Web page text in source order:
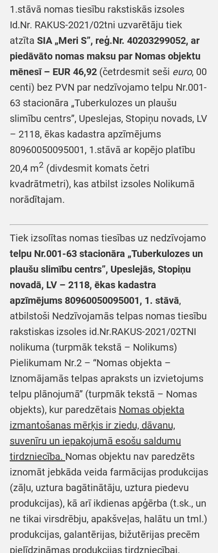
1.stāvā nomas tiesību rakstiskās izsoles
Id.Nr. RAKUS-2021/02tni uzvarētāju tiek
atzīta SIA „Meri S”, reģ.Nr. 40203299052, ar
piedāvāto nomas maksu par Nomas objektu
mēnesī – EUR 46,92 (četrdesmit seši euro, 00
centi) bez PVN par nedzīvojamo telpu Nr.001-
63 stacionāra „Tuberkulozes un plaušu
slimību centrs”, Upeslejas, Stopiņu novads, LV
– 2118, ēkas kadastra apzīmējums
80960050095001, 1.stāvā ar kopējo platību
20,4 m2 (divdesmit komats četri
kvadrātmetri), kas atbilst izsoles Nolikumā
norādītajam.
Tiek izsolītas nomas tiesības uz nedzīvojamo
telpu Nr.001-63 stacionāra „Tuberkulozes un
plaušu slimību centrs”, Upeslejās, Stopiņu
novadā, LV – 2118, ēkas kadastra
apzīmējums 80960050095001, 1. stāvā,
atbilstoši Nedzīvojamās telpas nomas tiesību
rakstiskas izsoles id.Nr.RAKUS-2021/02TNI
nolikuma (turpmāk tekstā – Nolikums)
Pielikumam Nr.2 – “Nomas objekta –
Iznomājamās telpas apraksts un izvietojums
telpu plānojumā” (turpmāk tekstā – Nomas
objekts), kur paredzētais Nomas objekta
izmantošanas mērķis ir ziedu, dāvanu,
suvenīru un iepakojumā esošu saldumu
tirdzniecība. Nomas objektu nav paredzēts
iznomāt jebkāda veida farmācijas produkcijas
(zāļu, uztura bagātinātāju, uztura piedevu
produkcijas), kā arī ikdienas apģērba (t.sk., un
ne tikai virsdrēbju, apakšveļas, halātu un tml.)
produkcijas, galantērijas, bižutērijas precēm
pielīdzināmas produkcijas tirdzniecībai.